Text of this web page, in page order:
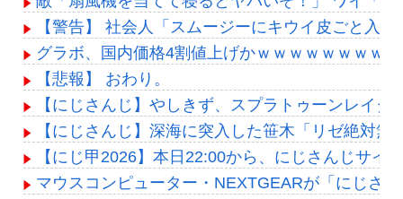
【警告】 社会人「スムージーにキウイ皮ごと入
グラボ、国内価格4割値上げかｗｗｗｗｗｗｗｗ
【悲報】 おわり。
【にじさんじ】やしきず、スプラトゥーンレイ
【にじさんじ】深海に突入した笹木「リゼ絶対無
【にじ甲2026】本日22:00から、にじさんじサイ
マウスコンピューター・NEXTGEARが「にじさ